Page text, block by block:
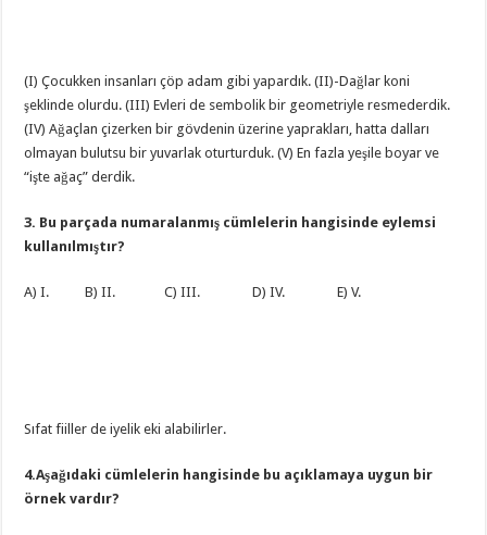
(I) Çocukken insanları çöp adam gibi yapardık. (II)-Dağlar koni
şeklinde olurdu. (III) Evleri de sembolik bir geometriyle resmederdik.
(IV) Ağaçlan çizerken bir gövdenin üzerine yaprakları, hatta dalları
olmayan bulutsu bir yuvarlak oturturduk. (V) En fazla yeşile boyar ve
“işte ağaç” derdik.
3. Bu parçada numaralanmış cümlelerin hangisinde eylemsi
kullanılmıştır?
A) I. B) II. C) III. D) IV. E) V.
Sıfat fiiller de iyelik eki alabilirler.
4.Aşağıdaki cümlelerin hangisinde bu açıklamaya uygun bir
örnek vardır?